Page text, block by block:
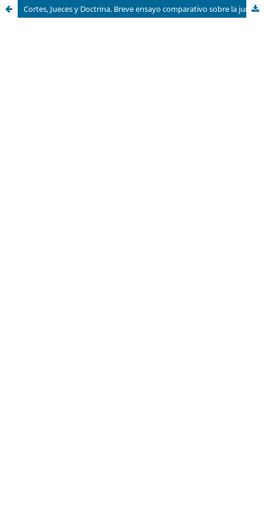
Cortes, Jueces y Doctrina. Breve ensayo comparativo sobre la jurisprudencia en materia de protección de los DESC